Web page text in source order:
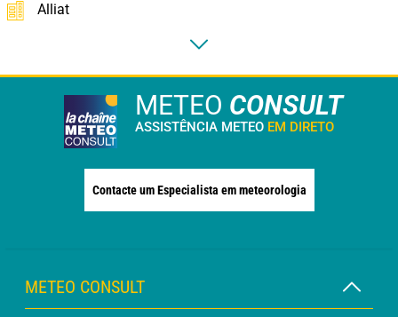
Alliat
METEO CONSULT
ASSISTÊNCIA METEO EM DIRETO
Contacte um Especialista em meteorologia
METEO CONSULT